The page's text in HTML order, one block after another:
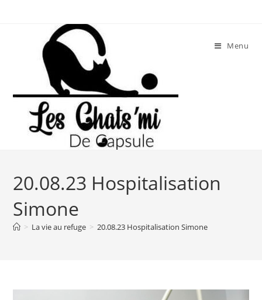
Menu
20.08.23 Hospitalisation
Simone
> La vie au refuge > 20.08.23 Hospitalisation Simone